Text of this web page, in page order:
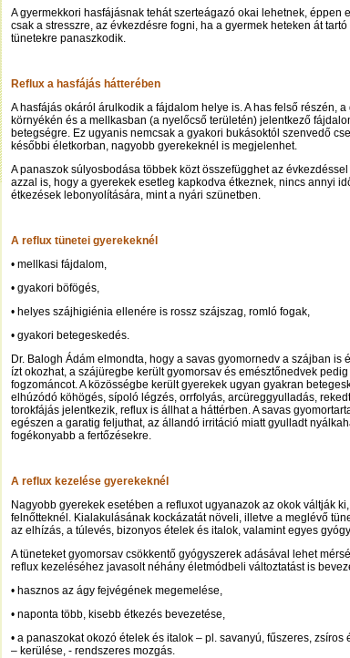
A gyermekkori hasfájásnak tehát szerteágazó okai lehetnek, éppen
csak a stresszre, az évkezdésre fogni, ha a gyermek heteken át
tünetekre panaszkodik.
Reflux a hasfájás hátterében
A hasfájás okáról árulkodik a fájdalom helye is. A has felső részén, a
környékén és a mellkasban (a nyelőcső területén) jelentkező
betegségre. Ez ugyanis nemcsak a gyakori bukásoktól szenvedő
későbbi életkorban, nagyobb gyerekeknél is megjelenhet.
A panaszok súlyosbodása többek közt összefügghet az
azzal is, hogy a gyerekek esetleg kapkodva étkeznek, nincs annyi
étkezések lebonyolítására, mint a nyári szünetben.
A reflux tünetei gyerekeknél
• mellkasi fájdalom,
• gyakori böfögés,
• helyes szájhigiénia ellenére is rossz szájszag, romló fogak,
• gyakori betegeskedés.
Dr. Balogh Ádám elmondta, hogy a savas gyomornedv a szájban is
ízt okozhat, a szájüregbe került gyomorsav és emésztőnedvek
fogzománcot. A közösségbe került gyerekek ugyan gyakran
elhúzódó köhögés, sípoló légzés, orrfolyás, arcüreggyulladás,
torokfájás jelentkezik, reflux is állhat a háttérben. A savas
egészen a garatig feljuthat, az állandó irritáció miatt gyulladt
fogékonyabb a fertőzésekre.
A reflux kezelése gyerekeknél
Nagyobb gyerekek esetében a refluxot ugyanazok az okok váltják
felnőtteknél. Kialakulásának kockázatát növeli, illetve a meglévő
az elhízás, a túlevés, bizonyos ételek és italok, valamint egyes
A tüneteket gyomorsav csökkentő gyógyszerek adásával lehet
reflux kezeléséhez javasolt néhány életmódbeli változtatást is
• hasznos az ágy fejvégének megemelése,
• naponta több, kisebb étkezés bevezetése,
• a panaszokat okozó ételek és italok – pl. savanyú, fűszeres, zsíros
– kerülése, - rendszeres mozgás.